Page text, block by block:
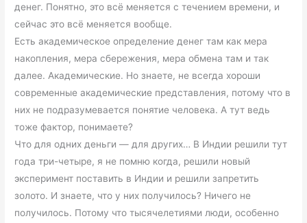
денег. Понятно, это всё меняется с течением времени, и
сейчас это всё меняется вообще.
Есть академическое определение денег там как мера
накопления, мера сбережения, мера обмена там и так
далее. Академические. Но знаете, не всегда хороши
современные академические представления, потому что в
них не подразумевается понятие человека. А тут ведь
тоже фактор, понимаете?
Что для одних деньги — для других… В Индии решили тут
года три-четыре, я не помню когда, решили новый
эксперимент поставить в Индии и решили запретить
золото. И знаете, что у них получилось? Ничего не
получилось. Потому что тысячелетиями люди, особенно